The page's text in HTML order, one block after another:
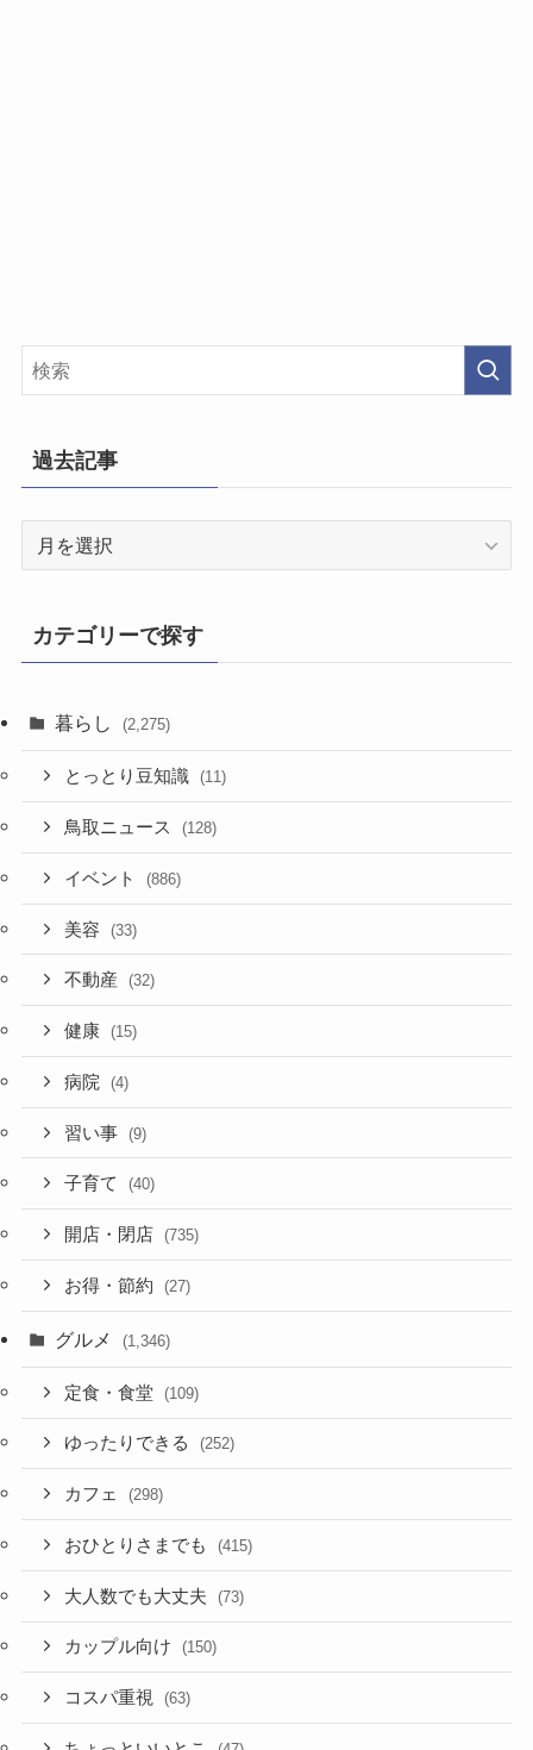
過去記事
カテゴリーで探す
暮らし (2,275)
とっとり豆知識 (11)
鳥取ニュース (128)
イベント (886)
美容 (33)
不動産 (32)
健康 (15)
病院 (4)
習い事 (9)
子育て (40)
開店・閉店 (735)
お得・節約 (27)
グルメ (1,346)
定食・食堂 (109)
ゆったりできる (252)
カフェ (298)
おひとりさまでも (415)
大人数でも大丈夫 (73)
カップル向け (150)
コスパ重視 (63)